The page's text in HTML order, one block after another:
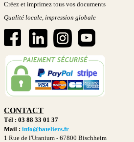
Créez et imprimez tous vos documents
Qualité locale, impression globale
CONTACT
Tél : 03 88 33 01 37
Mail : info@bateliers.fr
1 Rue de l'Uranium - 67800 Bischheim